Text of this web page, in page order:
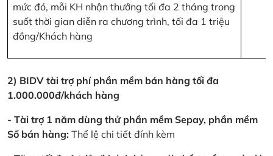
mức đó, mỗi KH nhận thưởng tối đa 2 tháng trong
suốt thời gian diễn ra chương trình, tối đa 1 triệu
đồng/Khách hàng
2) BIDV tài trợ phí phần mềm bán hàng tối đa
1.000.000đ/khách hàng
- Tài trợ 1 năm dùng thử phần mềm Sepay, phần mềm
Sổ bán hàng: Thể lệ chi tiết đính kèm